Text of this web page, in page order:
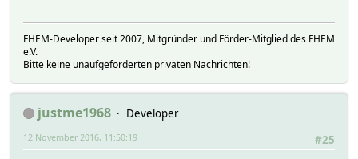
FHEM-Developer seit 2007, Mitgründer und Förder-Mitglied des FHEM
e.V.
Bitte keine unaufgeforderten privaten Nachrichten!
justme1968
Developer
#25
12 November 2016, 11:50:19